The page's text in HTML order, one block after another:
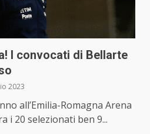
I convocati di Bellarte
2023
all’Emilia-Romagna Arena
i 20 selezionati ben 9...